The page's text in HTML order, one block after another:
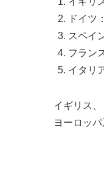
ドイツ：
スペイ
フラン
イタリ
イギリス
ヨーロッ